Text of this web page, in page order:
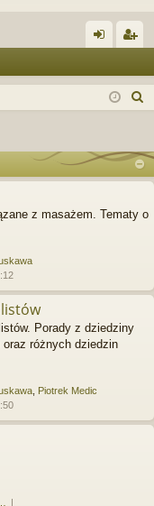
og ej
j
ę
k
a
z masażem. Tematy o
Porady z dziedziny
różnych dziedzin
Piotrek Medic